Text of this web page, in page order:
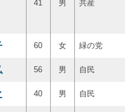
41 男 共産
60 女 緑の党
56 男 自民
40 男 自民